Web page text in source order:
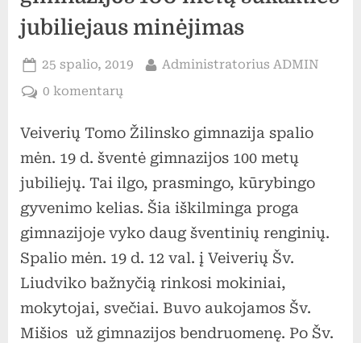
ir
mitybą
įtvirtino
apie
daržoves
ir
jų
svarbą
vaikams.
jubiliejaus minėjimas
Posted
on
25 spalio, 2019 By
Administratorius ADMIN
0 komentarųįraše
Tomo
Žilinsko
gimnazijos
100
metų
sukakties
jubiliejaus
minėjimas
Veiverių Tomo Žilinsko gimnazija spalio
mėn. 19 d. šventė gimnazijos 100 metų
jubiliejų. Tai ilgo, prasmingo, kūrybingo
gyvenimo kelias. Šia iškilminga proga
gimnazijoje vyko daug šventinių renginių.
Spalio mėn. 19 d. 12 val. į Veiverių Šv.
Liudviko bažnyčią rinkosi mokiniai,
mokytojai, svečiai. Buvo aukojamos Šv.
Mišios už gimnazijos bendruomenę. Po Šv.